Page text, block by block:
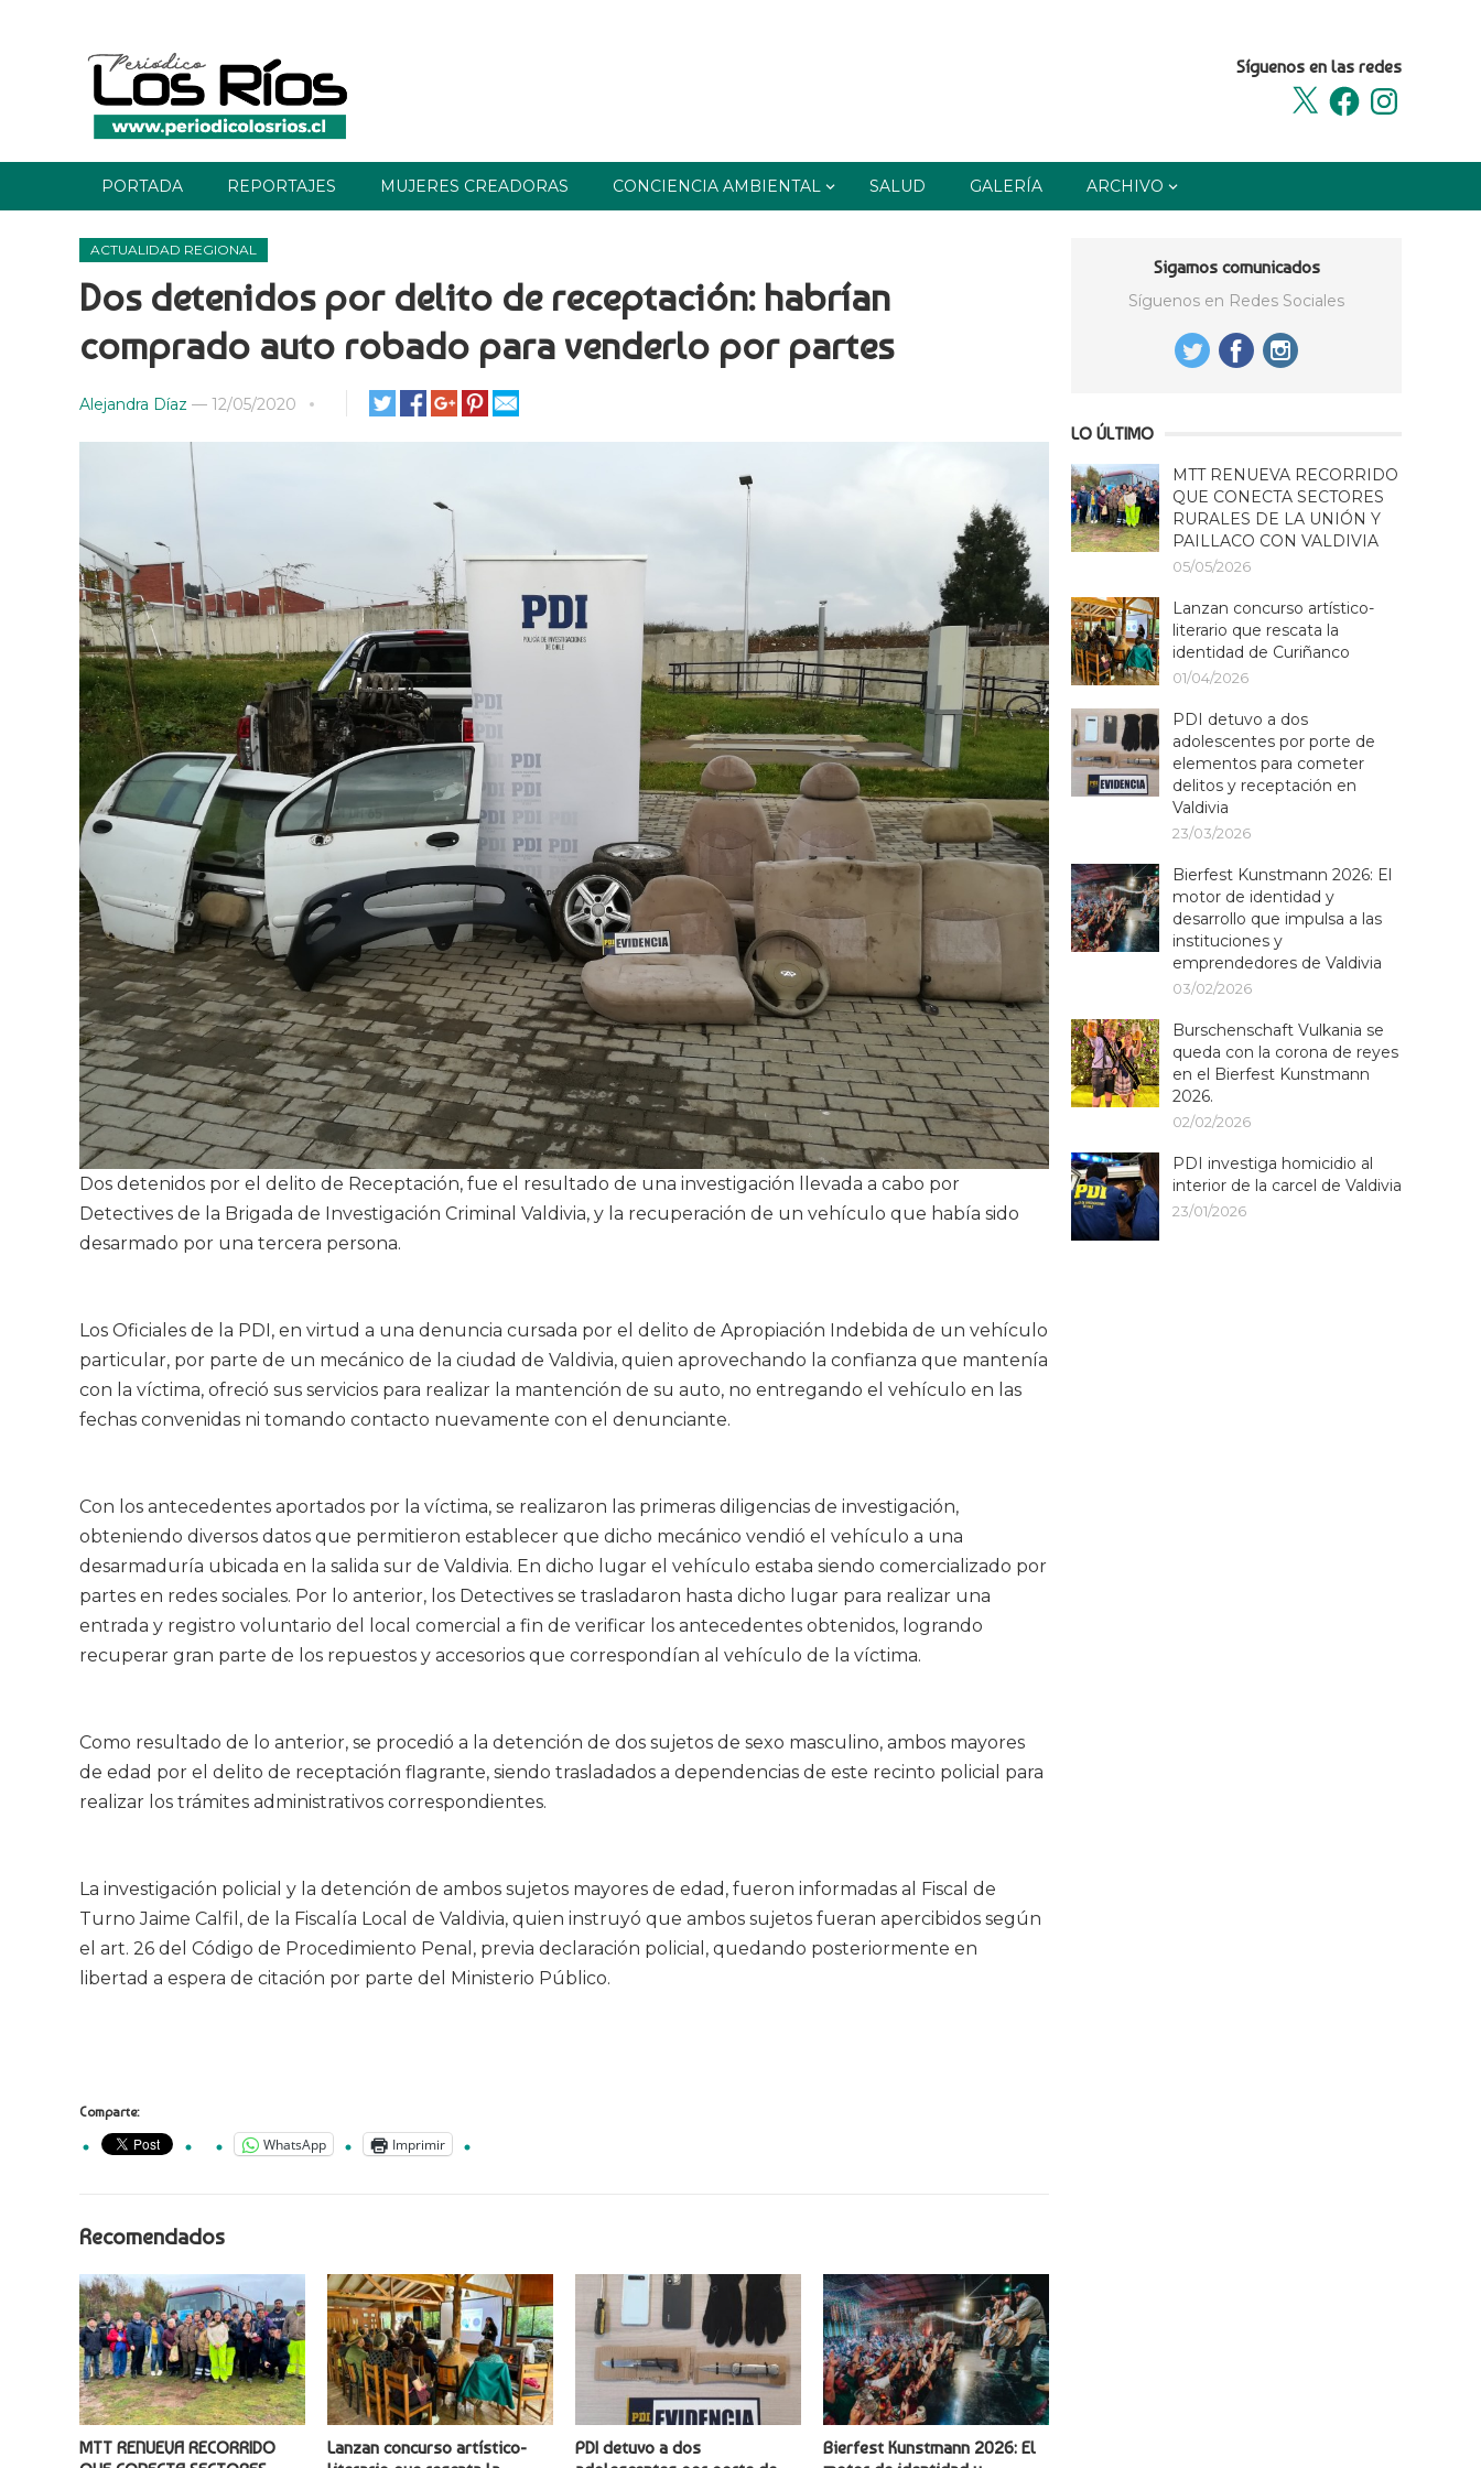
Síguenos en las redes
X
FacebookInstagram
PORTADA REPORTAJES MUJERES CREADORAS CONCIENCIA AMBIENTAL SALUD GALERÍA ARCHIVO
ACTUALIDAD REGIONAL
Dos detenidos por delito de receptación: habrían
comprado auto robado para venderlo por partes
Alejandra Díaz — 12/05/2020
Dos detenidos por el delito de Receptación, fue el resultado de una investigación llevada a cabo por
Detectives de la Brigada de Investigación Criminal Valdivia, y la recuperación de un vehículo que había sido
desarmado por una tercera persona.
Los Oficiales de la PDI, en virtud a una denuncia cursada por el delito de Apropiación Indebida de un vehículo
particular, por parte de un mecánico de la ciudad de Valdivia, quien aprovechando la confianza que mantenía
con la víctima, ofreció sus servicios para realizar la mantención de su auto, no entregando el vehículo en las
fechas convenidas ni tomando contacto nuevamente con el denunciante.
Con los antecedentes aportados por la víctima, se realizaron las primeras diligencias de investigación,
obteniendo diversos datos que permitieron establecer que dicho mecánico vendió el vehículo a una
desarmaduría ubicada en la salida sur de Valdivia. En dicho lugar el vehículo estaba siendo comercializado por
partes en redes sociales. Por lo anterior, los Detectives se trasladaron hasta dicho lugar para realizar una
entrada y registro voluntario del local comercial a fin de verificar los antecedentes obtenidos, logrando
recuperar gran parte de los repuestos y accesorios que correspondían al vehículo de la víctima.
Como resultado de lo anterior, se procedió a la detención de dos sujetos de sexo masculino, ambos mayores
de edad por el delito de receptación flagrante, siendo trasladados a dependencias de este recinto policial para
realizar los trámites administrativos correspondientes.
La investigación policial y la detención de ambos sujetos mayores de edad, fueron informadas al Fiscal de
Turno Jaime Calfil, de la Fiscalía Local de Valdivia, quien instruyó que ambos sujetos fueran apercibidos según
el art. 26 del Código de Procedimiento Penal, previa declaración policial, quedando posteriormente en
libertad a espera de citación por parte del Ministerio Público.
Comparte:
WhatsApp Imprimir
Recomendados
MTT RENUEVA RECORRIDO
Lanzan concurso artístico-
PDI detuvo a dos
Bierfest Kunstmann 2026: El
Sigamos comunicados
Síguenos en Redes Sociales
LO ÚLTIMO
MTT RENUEVA RECORRIDO
QUE CONECTA SECTORES
RURALES DE LA UNIÓN Y
PAILLACO CON VALDIVIA
05/05/2026
Lanzan concurso artístico-
literario que rescata la
identidad de Curiñanco
01/04/2026
PDI detuvo a dos
adolescentes por porte de
elementos para cometer
delitos y receptación en
Valdivia
23/03/2026
Bierfest Kunstmann 2026: El
motor de identidad y
desarrollo que impulsa a las
instituciones y
emprendedores de Valdivia
03/02/2026
Burschenschaft Vulkania se
queda con la corona de reyes
en el Bierfest Kunstmann
2026.
02/02/2026
PDI investiga homicidio al
interior de la carcel de Valdivia
23/01/2026